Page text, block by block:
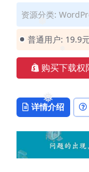
❅
❅
❅
资源分类:
普通用户: 19.9
购买下载权
详情介绍